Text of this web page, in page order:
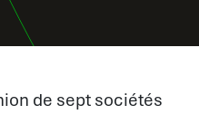
de sept sociétés